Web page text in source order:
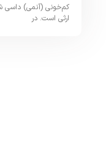
کم‌خونی (آنمی) داسی‌
ارثی است. در